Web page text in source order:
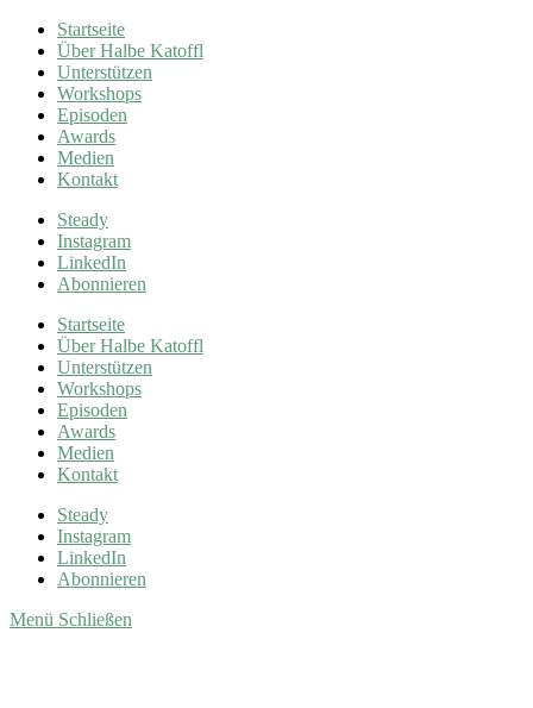
Startseite
Über Halbe Katoffl
Unterstützen
Workshops
Episoden
Awards
Medien
Kontakt
Steady
Instagram
LinkedIn
Abonnieren
Startseite
Über Halbe Katoffl
Unterstützen
Workshops
Episoden
Awards
Medien
Kontakt
Steady
Instagram
LinkedIn
Abonnieren
Menü Schließen